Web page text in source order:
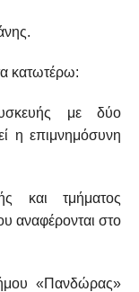
κατωτέρω:
με δύο
η επιμνημόσυνη
και τμήματος
αναφέρονται στο
«Πανδώρας»